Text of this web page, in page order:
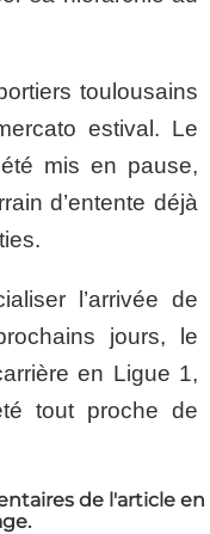
toulousains
estival. Le
mis en pause,
d’entente déjà
l’arrivée de
jours, le
en Ligue 1,
tout proche de
de l'article en